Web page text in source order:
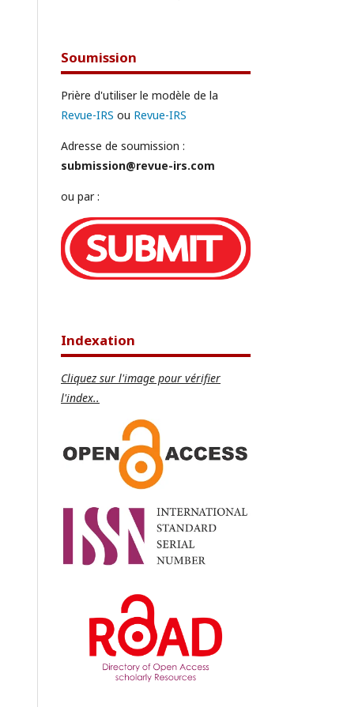
Soumission
Prière d'utiliser le modèle de la
Revue-IRS ou Revue-IRS
Adresse de soumission :
submission@revue-irs.com
ou par :
Indexation
Cliquez sur l'image pour vérifier
l'index..